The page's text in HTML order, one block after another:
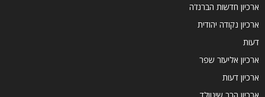
ארכיון חדשות הברנז'ה
ארכיון נקודה יהודית
דעות
ארכיון אליעזר שפר
ארכיון דעות
ארכיון הרב שינוולד